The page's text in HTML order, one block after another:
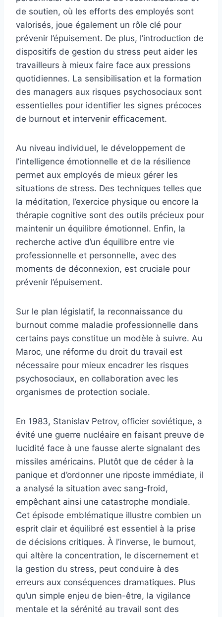
de soutien, où les efforts des employés sont
valorisés, joue également un rôle clé pour
prévenir l’épuisement. De plus, l’introduction de
dispositifs de gestion du stress peut aider les
travailleurs à mieux faire face aux pressions
quotidiennes. La sensibilisation et la formation
des managers aux risques psychosociaux sont
essentielles pour identifier les signes précoces
de burnout et intervenir efficacement.
Au niveau individuel, le développement de
l’intelligence émotionnelle et de la résilience
permet aux employés de mieux gérer les
situations de stress. Des techniques telles que
la méditation, l’exercice physique ou encore la
thérapie cognitive sont des outils précieux pour
maintenir un équilibre émotionnel. Enfin, la
recherche active d’un équilibre entre vie
professionnelle et personnelle, avec des
moments de déconnexion, est cruciale pour
prévenir l’épuisement.
Sur le plan législatif, la reconnaissance du
burnout comme maladie professionnelle dans
certains pays constitue un modèle à suivre. Au
Maroc, une réforme du droit du travail est
nécessaire pour mieux encadrer les risques
psychosociaux, en collaboration avec les
organismes de protection sociale.
En 1983, Stanislav Petrov, officier soviétique, a
évité une guerre nucléaire en faisant preuve de
lucidité face à une fausse alerte signalant des
missiles américains. Plutôt que de céder à la
panique et d’ordonner une riposte immédiate, il
a analysé la situation avec sang-froid,
empêchant ainsi une catastrophe mondiale.
Cet épisode emblématique illustre combien un
esprit clair et équilibré est essentiel à la prise
de décisions critiques. À l’inverse, le burnout,
qui altère la concentration, le discernement et
la gestion du stress, peut conduire à des
erreurs aux conséquences dramatiques. Plus
qu’un simple enjeu de bien-être, la vigilance
mentale et la sérénité au travail sont des